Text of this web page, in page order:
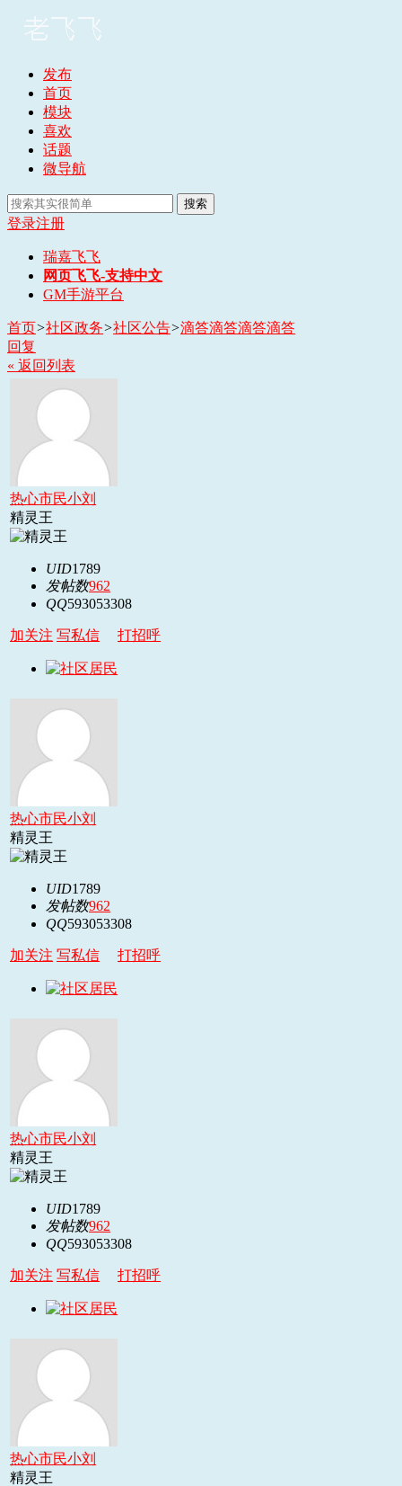
发布
首页
模块
喜欢
话题
微导航
搜索
登录注册
瑞嘉飞飞
网页飞飞-支持中文
GM手游平台
首页>社区政务>社区公告>滴答滴答滴答滴答
回复
« 返回列表
热心市民小刘
精灵王
UID1789
发帖数962
QQ593053308
加关注 写私信 打招呼
热心市民小刘
精灵王
UID1789
发帖数962
QQ593053308
加关注 写私信 打招呼
热心市民小刘
精灵王
UID1789
发帖数962
QQ593053308
加关注 写私信 打招呼
热心市民小刘
精灵王